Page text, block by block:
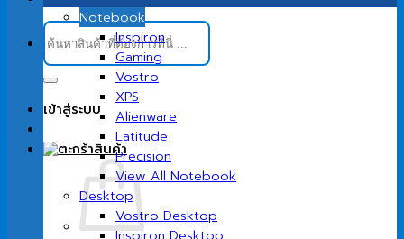
ค้นหา:
เข้าสู่ระบบ
Notebook
Inspiron
Gaming
Vostro
XPS
Alienware
Latitude
Precision
View All Notebook
Desktop
Vostro Desktop